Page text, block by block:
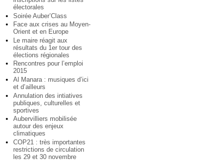
électorales
Soirée Auber’Class
Face aux crises au Moyen-
Orient et en Europe
Le maire réagit aux
résultats du 1er tour des
élections régionales
Rencontres pour l’emploi
2015
Al Manara : musiques d’ici
et d’ailleurs
Annulation des intiatives
publiques, culturelles et
sportives
Aubervilliers mobilisée
autour des enjeux
climatiques
COP21 : très importantes
restrictions de circulation
les 29 et 30 novembre